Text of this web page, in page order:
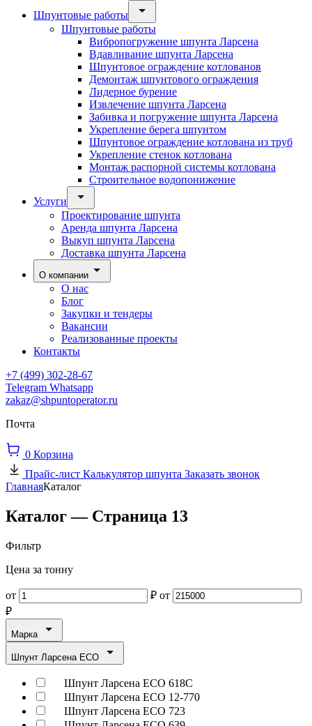
Шпунтовые работы
Шпунтовые работы
Вибропогружение шпунта Ларсена
Вдавливание шпунта Ларсена
Шпунтовое ограждение котлованов
Демонтаж шпунтового ограждения
Лидерное бурение
Извлечение шпунта Ларсена
Забивка и погружение шпунта Ларсена
Укрепление берега шпунтом
Шпунтовое ограждение котлована из труб
Укрепление стенок котлована
Монтаж распорной системы котлована
Строительное водопонижение
Услуги
Проектирование шпунта
Аренда шпунта Ларсена
Выкуп шпунта Ларсена
Доставка шпунта Ларсена
О компании
О нас
Блог
Закупки и тендеры
Вакансии
Реализованные проекты
Контакты
+7 (499) 302-28-67
Telegram Whatsapp
zakaz@shpuntoperator.ru
Почта
0 Корзина
Прайс-лист Калькулятор шпунта Заказать звонок
ГлавнаяКаталог
Каталог — Страница 13
Фильтр
Цена за тонну
от ₽ от
₽
Марка
Шпунт Ларсена ECO
Шпунт Ларсена ECO 618C
Шпунт Ларсена ECO 12-770
Шпунт Ларсена ECO 723